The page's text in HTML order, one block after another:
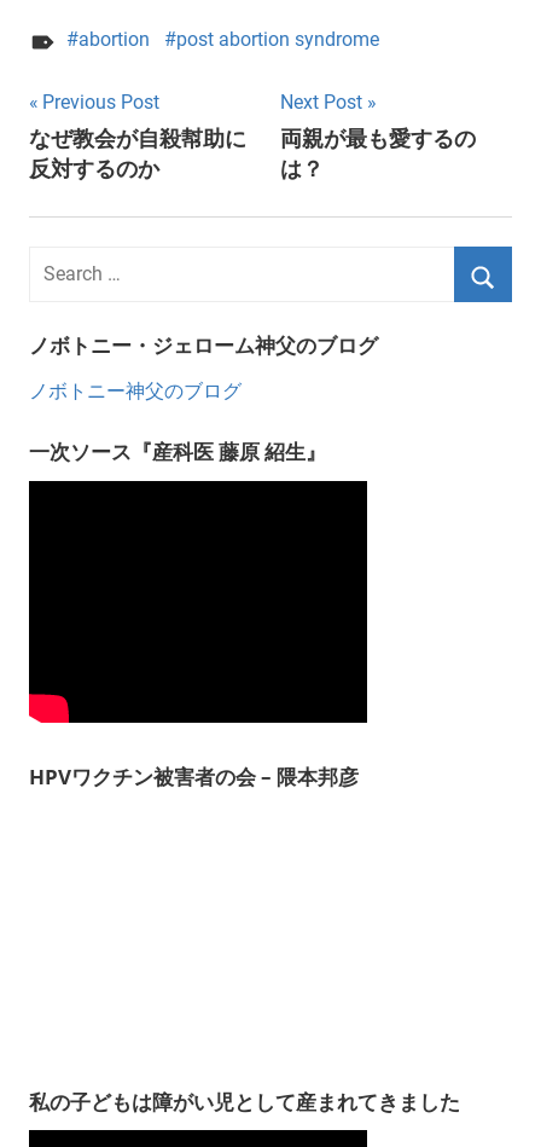
abortion post abortion syndrome
Post
navigation
Previous Post
なぜ教会が自殺幇助に
反対するのか
Next Post
両親が最も愛するの
は？
ノボトニー・ジェローム神父のブログ
ノボトニー神父のブログ
一次ソース『産科医 藤原 紹生』
HPVワクチン被害者の会 – 隈本邦彦
私の子どもは障がい児として産まれてきました